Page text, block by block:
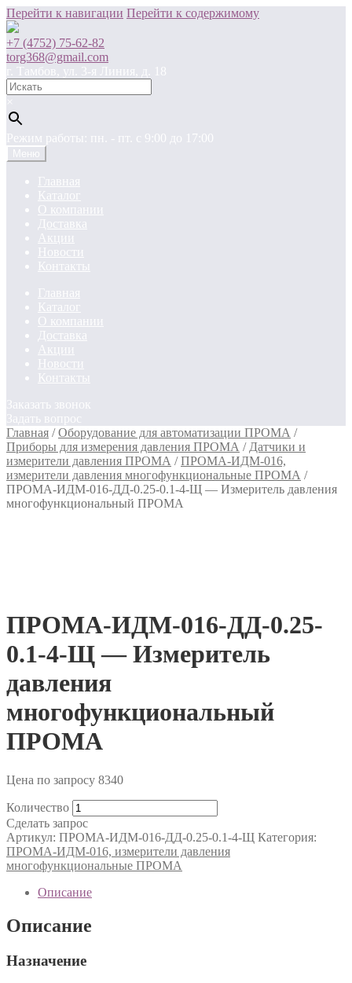
Перейти к навигации Перейти к содержимому
+7 (4752) 75-62-82
torg368@gmail.com
г. Тамбов, ул. 3-я Линия, д. 18
×
Режим работы: пн. - пт. c 9:00 до 17:00
Меню
Главная
Каталог
О компании
Доставка
Акции
Новости
Контакты
Главная
Каталог
О компании
Доставка
Акции
Новости
Контакты
Заказать звонок
Задать вопрос
Главная /Оборудование для автоматизации ПРОМА /
Приборы для измерения давления ПРОМА / Датчики и
измерители давления ПРОМА /ПРОМА-ИДМ-016,
измерители давления многофункциональные ПРОМА /
ПРОМА-ИДМ-016-ДД-0.25-0.1-4-Щ — Измеритель давления
многофункциональный ПРОМА
ПРОМА-ИДМ-016-ДД-0.25-
0.1-4-Щ — Измеритель
давления
многофункциональный
ПРОМА
Цена по запросу 8340
Количество
Сделать запрос
Артикул: ПРОМА-ИДМ-016-ДД-0.25-0.1-4-Щ Категория:
ПРОМА-ИДМ-016, измерители давления
многофункциональные ПРОМА
Описание
Описание
Назначение